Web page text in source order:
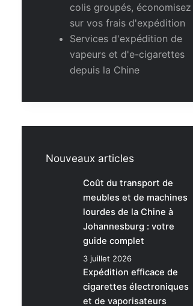
colis groupés, économisez
sur vos frais d'expédition
Services d'expédition de
vapeurs et d'e-cigarettes
depuis la Chine
Nouveaux articles
Coût du transport de
meubles et de machines
lourdes de la Chine à
Johannesburg : votre
guide complet
3 juillet 2026
Expédition efficace de
cigarettes électroniques
et de vaporisateurs